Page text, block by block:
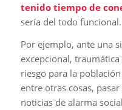
tenido tiempo de
sería del todo funcional.
Por ejemplo, ante una
excepcional,
riesgo para la
entre otras cosas,
noticias de alarma